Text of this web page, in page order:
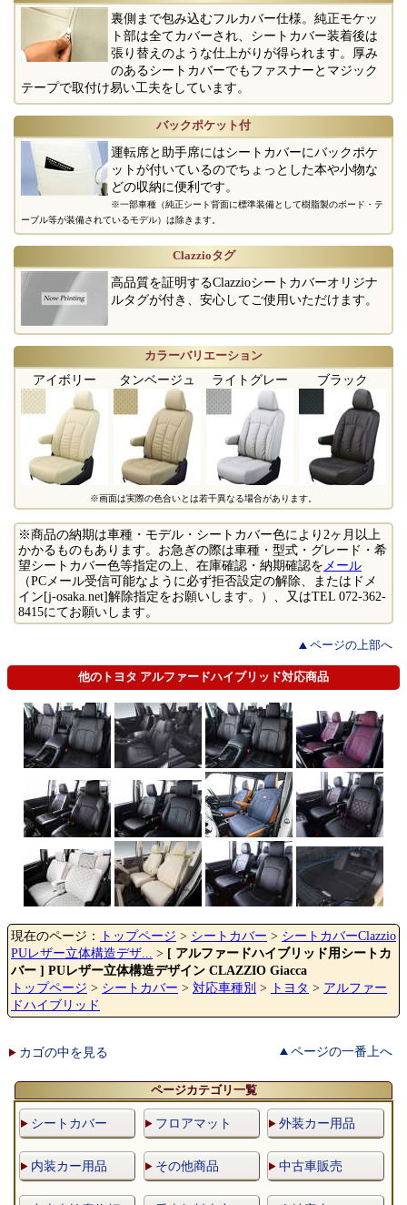
裏側まで包み込むフルカバー仕様。純正モケッ
ト部は全てカバーされ、シートカバー装着後は
張り替えのような仕上がりが得られます。厚み
のあるシートカバーでもファスナーとマジック
テープで取付け易い工夫をしています。
バックポケット付
運転席と助手席にはシートカバーにバックポケ
ットが付いているのでちょっとした本や小物な
どの収納に便利です。
※一部車種（純正シート背面に標準装備として樹脂製のボード・テ
ーブル等が装備されているモデル）は除きます。
Clazzioタグ
高品質を証明するClazzioシートカバーオリジナ
ルタグが付き、安心してご使用いただけます。
カラーバリエーション
アイボリー タンベージュ ライトグレー ブラック
※画面は実際の色合いとは若干異なる場合があります。
※商品の納期は車種・モデル・シートカバー色により2ヶ月以上
かかるものもあります。お急ぎの際は車種・型式・グレード・希
望シートカバー色等指定の上、在庫確認・納期確認をメール
（PCメール受信可能なように必ず拒否設定の解除、またはドメ
イン[j-osaka.net]解除指定をお願いします。）、又はTEL 072-362-
8415にてお願いします。
ページの上部へ
他のトヨタ アルファードハイブリッド対応商品
現在のページ： トップページ > シートカバー > シートカバーClazzio
PUレザー立体構造デザ...
> [ アルファードハイブリッド用シートカ
バー ] PUレザー立体構造デザイン CLAZZIO Giacca
トップページ > シートカバー > 対応車種別 > トヨタ > アルファー
ドハイブリッド
カゴの中を見る ページの一番上へ
ページカテゴリ一覧
シートカバー フロアマット 外装カー用品
内装カー用品 その他商品 中古車販売